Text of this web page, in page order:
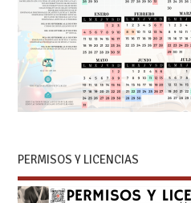
PERMISOS Y LICENCIAS